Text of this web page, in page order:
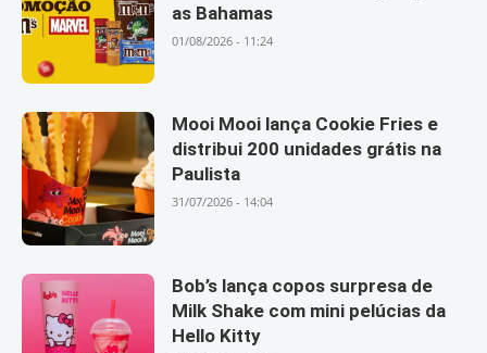
as Bahamas
01/08/2026 - 11:24
Mooi Mooi lança Cookie Fries e
distribui 200 unidades grátis na
Paulista
31/07/2026 - 14:04
Bob’s lança copos surpresa de
Milk Shake com mini pelúcias da
Hello Kitty